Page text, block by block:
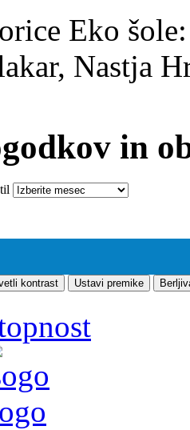
Eko
Nastja
in
kontrast Ustavi premike